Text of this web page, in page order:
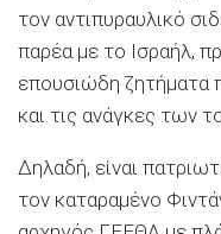
τον αντιπυραυλικό
παρέα με το Ισραήλ,
επουσιώδη ζητήματα
και τις ανάγκες των
Δηλαδή, είναι
τον καταραμένο